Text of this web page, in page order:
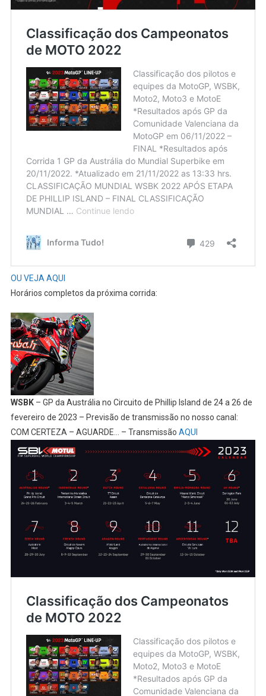
OU VEJA AQUI
Horários completos da próxima corrida:
WSBK– GP da Austrália no Circuito de Phillip Island de 24 a 26 de
fevereiro de 2023 – Previsão de transmissão no nosso canal:
COM CERTEZA – AGUARDE… – Transmissão AQUI